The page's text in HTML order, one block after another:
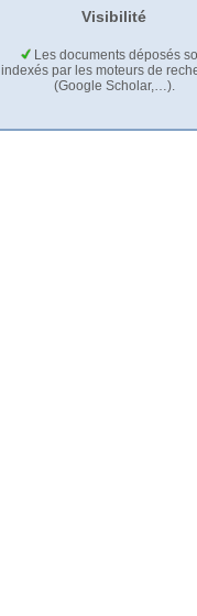
Visibilité
Les documents déposés
indexés par les moteurs de
(Google Scholar,…).